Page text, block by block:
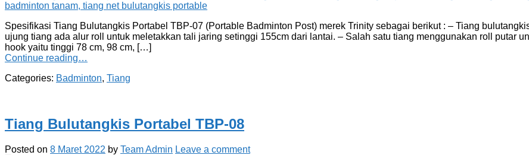
Spesifikasi Tiang Bulutangkis Portabel TBP-07 (Portable Badminton Post) merek Trinity sebagai berikut : – Tiang
ujung tiang ada alur roll untuk meletakkan tali jaring setinggi 155cm dari lantai. – Salah satu tiang menggunakan roll putar
hook yaitu tinggi 78 cm, 98 cm, […]
Continue reading…
Categories: Badminton, Tiang
Tiang Bulutangkis Portabel TBP-08
Posted on 8 Maret 2022 by Team Admin Leave a comment